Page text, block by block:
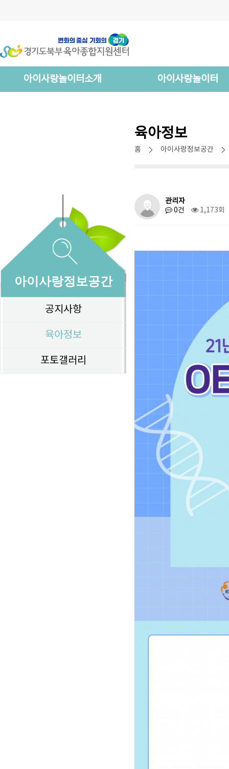
아이사랑놀이터소개 아이사랑놀이터
아이사랑정보공간
공지사항
육아정보
포토갤러리
육아정보
홈 아이사랑정보공간
관리자
0건
1,173회